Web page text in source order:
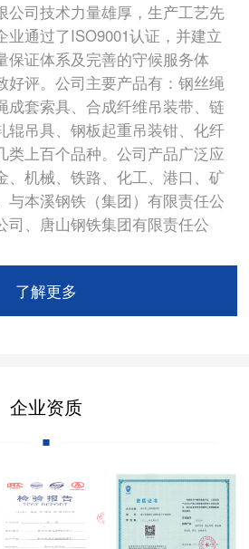
公司技术力量雄厚，生产工艺先
业通过了ISO9001认证，并建立
保证体系及完善的守候服务体
好评。公司主要产品有：钢丝绳
成套索具、合成纤维吊装带、链
辊吊具、钢板起重吊装钳、化纤
类上百个品种。公司产品广泛应
、机械、铁路、化工、港口、矿
与本溪钢铁（集团）有限责任公
司、唐山钢铁集团有限责任公
了解更多
企业资质